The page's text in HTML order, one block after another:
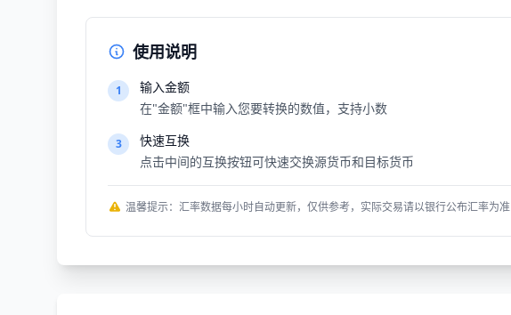
使用说明
1
输入金额
在"金额"框中输入您要转换的数值，支持小数
3
快速互换
点击中间的互换按钮可快速交换源货币和目标货币
温馨提示：汇率数据每小时自动更新，仅供参考，实际交易请以银行公布汇率为准